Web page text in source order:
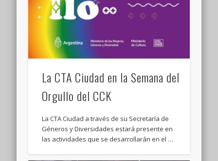
La CTA Ciudad en la Semana del
Orgullo del CCK
La CTA Ciudad a través de su Secretaría de
Géneros y Diversidades estará presente en
las actividades que se desarrollarán en el …